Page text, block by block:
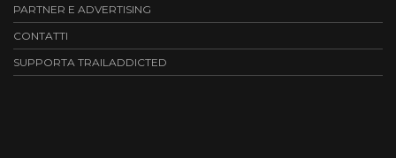
PARTNER E ADVERTISING
CONTATTI
SUPPORTA TRAILADDICTED